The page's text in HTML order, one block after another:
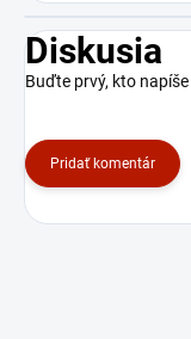
Diskusia
Buďte prvý, kto
Pridať komentár